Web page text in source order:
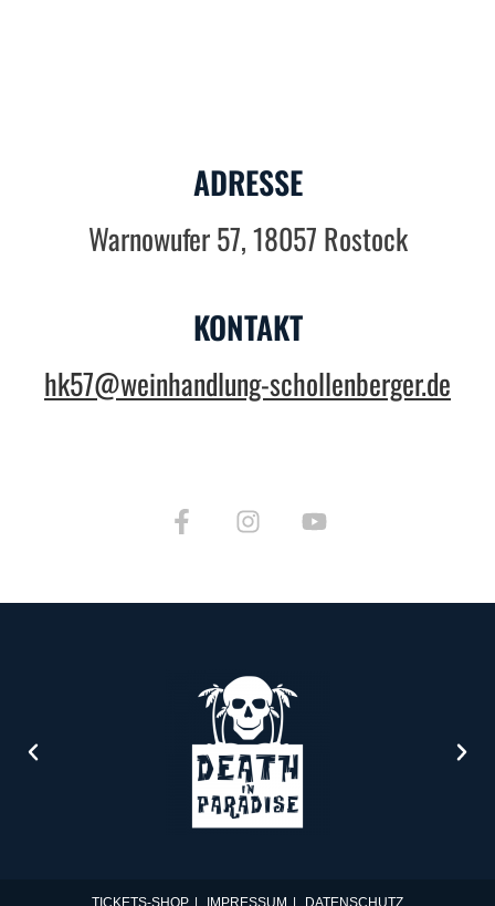
ADRESSE
Warnowufer 57, 18057 Rostock
KONTAKT
hk57@weinhandlung-schollenberger.de
TICKETS-SHOP IMPRESSUM DATENSCHUTZ